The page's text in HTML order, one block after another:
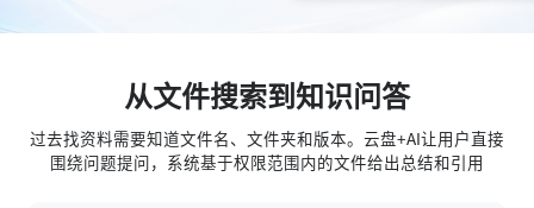
从文件搜索到知识问答
过去找资料需要知道文件名、文件夹和版本。云盘+AI让用户直接
围绕问题提问，系统基于权限范围内的文件给出总结和引用